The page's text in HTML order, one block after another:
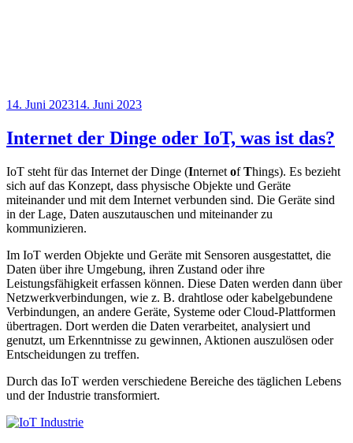
Veröffentlicht
14. Juni 202314. Juni 2023
Internet der Dinge oder IoT, was ist das?
IoT steht für das Internet der Dinge (Internet ofThings). Es bezieht
sich auf das Konzept, dass physische Objekte und Geräte
miteinander und mit dem Internet verbunden sind. Die Geräte sind
in der Lage, Daten auszutauschen und miteinander zu
kommunizieren.
Im IoT werden Objekte und Geräte mit Sensoren ausgestattet, die
Daten über ihre Umgebung, ihren Zustand oder ihre
Leistungsfähigkeit erfassen können. Diese Daten werden dann über
Netzwerkverbindungen, wie z. B. drahtlose oder kabelgebundene
Verbindungen, an andere Geräte, Systeme oder Cloud-Plattformen
übertragen. Dort werden die Daten verarbeitet, analysiert und
genutzt, um Erkenntnisse zu gewinnen, Aktionen auszulösen oder
Entscheidungen zu treffen.
Durch das IoT werden verschiedene Bereiche des täglichen Lebens
und der Industrie transformiert.